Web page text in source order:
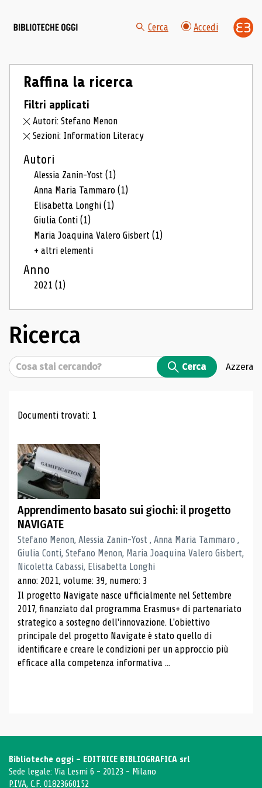
Cerca Accedi
Raffina la ricerca
Filtri applicati
Autori: Stefano Menon
Sezioni: Information Literacy
Autori
Alessia Zanin-Yost(1)
Anna Maria Tammaro(1)
Elisabetta Longhi(1)
Giulia Conti(1)
Maria Joaquina Valero Gisbert(1)
+ altri elementi
Anno
2021(1)
Ricerca
Cerca Cerca Azzera
Risultati di ricerca
Documenti trovati: 1
Apprendimento basato sui giochi: il progetto
NAVIGATE
Stefano Menon, Alessia Zanin-Yost , Anna Maria Tammaro ,
Giulia Conti, Stefano Menon, Maria Joaquina Valero Gisbert,
Nicoletta Cabassi, Elisabetta Longhi
anno: 2021, volume: 39, numero: 3
Il progetto Navigate nasce ufficialmente nel Settembre
2017, finanziato dal programma Erasmus+ di partenariato
strategico a sostegno dell'innovazione. L'obiettivo
principale del progetto Navigate è stato quello di
identificare e creare le condizioni per un approccio più
efficace alla competenza informativa ...
Biblioteche oggi - EDITRICE BIBLIOGRAFICA srl
Sede legale: Via Lesmi 6 - 20123 - Milano
P.IVA, C.F. 01823660152